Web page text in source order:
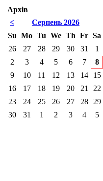
Архів
<
Серпень 2026
Su Mo Tu We Th Fr Sa
26
27 28 29 30 31
1
2
3 4 5 6 7
8
9
10 11 12 13 14
15
16
17 18 19 20 21
22
23
24 25 26 27 28
29
30
31 1 2 3 4 5